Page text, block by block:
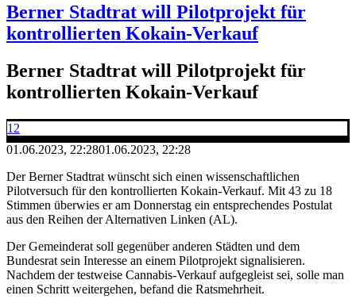
Berner Stadtrat will Pilotprojekt für
kontrollierten Kokain-Verkauf
Berner Stadtrat will Pilotprojekt für
kontrollierten Kokain-Verkauf
12
01.06.2023, 22:2801.06.2023, 22:28
Der Berner Stadtrat wünscht sich einen wissenschaftlichen
Pilotversuch für den kontrollierten Kokain-Verkauf. Mit 43 zu 18
Stimmen überwies er am Donnerstag ein entsprechendes Postulat
aus den Reihen der Alternativen Linken (AL).
Der Gemeinderat soll gegenüber anderen Städten und dem
Bundesrat sein Interesse an einem Pilotprojekt signalisieren.
Nachdem der testweise Cannabis-Verkauf aufgegleist sei, solle man
einen Schritt weitergehen, befand die Ratsmehrheit.